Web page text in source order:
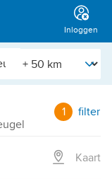
Inloggen
[Straal]
1 filter
Kaart